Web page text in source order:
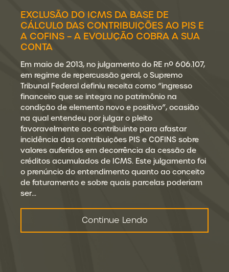
EXCLUSÃO DO ICMS DA BASE DE
CÁLCULO DAS CONTRIBUIÇÕES AO PIS E
A COFINS – A EVOLUÇÃO COBRA A SUA
CONTA
Em maio de 2013, no julgamento do RE nº 606.107,
em regime de repercussão geral, o Supremo
Tribunal Federal definiu receita como “ingresso
financeiro que se integra no patrimônio na
condição de elemento novo e positivo”, ocasião
na qual entendeu por julgar o pleito
favoravelmente ao contribuinte para afastar
incidência das contribuições PIS e COFINS sobre
valores auferidos em decorrência da cessão de
créditos acumulados de ICMS. Este julgamento foi
o prenúncio do entendimento quanto ao conceito
de faturamento e sobre quais parcelas poderiam
ser…
Continue Lendo